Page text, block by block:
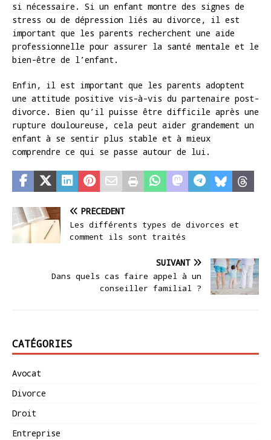
si nécessaire. Si un enfant montre des signes de
stress ou de dépression liés au divorce, il est
important que les parents recherchent une aide
professionnelle pour assurer la santé mentale et le
bien-être de l’enfant.
Enfin, il est important que les parents adoptent
une attitude positive vis-à-vis du partenaire post-
divorce. Bien qu’il puisse être difficile après une
rupture douloureuse, cela peut aider grandement un
enfant à se sentir plus stable et à mieux
comprendre ce qui se passe autour de lui.
PRÉCÉDENT
Les différents types de divorces et
comment ils sont traités
SUIVANT
Dans quels cas faire appel à un
conseiller familial ?
CATÉGORIES
Avocat
Divorce
Droit
Entreprise